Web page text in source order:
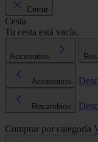
Cerrar
Cesta
Tu cesta está vacía.
Accesorios
Accesorios
Recambios
Comprar por categoría